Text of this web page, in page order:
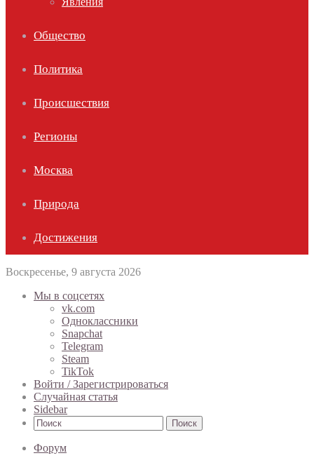
Общество
Политика
Происшествия
Регионы
Москва
Природа
Достижения
Воскресенье, 9 августа 2026
Мы в соцсетях
vk.com
Одноклассники
Snapchat
Telegram
Steam
TikTok
Войти / Зарегистрироваться
Случайная статья
Sidebar
Поиск
Форум